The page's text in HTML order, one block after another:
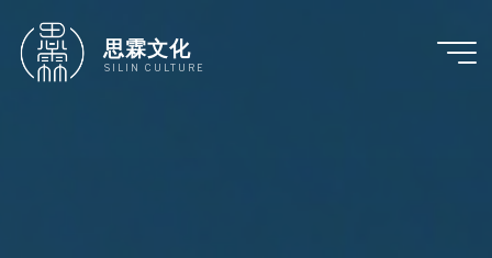
思霖文化
SILIN CULTURE